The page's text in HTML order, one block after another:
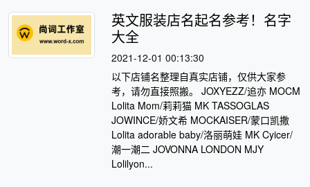
英文服装店名起名参考！名字
大全
2021-12-01 00:13:30
以下店铺名整理自真实店铺，仅供大家参
考，请勿直接照搬。 JOXYEZZ/追亦 MOCM
Lolita Mom/莉莉猫 MK TASSOGLAS
JOWINCE/娇文希 MOCKAISER/蒙口凯撒
Lolita adorable baby/洛丽萌娃 MK Cyicer/
潮一潮二 JOVONNA LONDON MJY
Lolilyon...